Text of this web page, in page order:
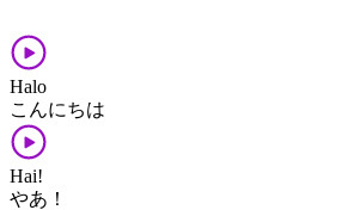
Halo
こんにちは
Hai!
やあ！